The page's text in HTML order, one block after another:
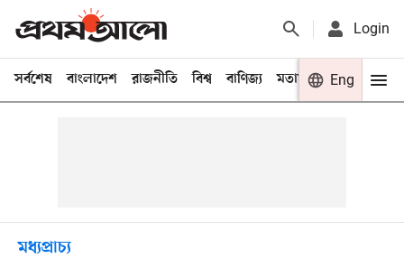
Login
সর্বশেষ বাংলাদেশ রাজনীতি বিশ্ব বাণিজ্য মতামত খেলা
Eng
মধ্যপ্রাচ্য